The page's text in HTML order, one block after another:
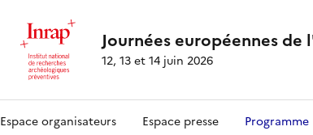
Journées européennes de
12, 13 et 14 juin 2026
Espace organisateurs Espace presse Programme